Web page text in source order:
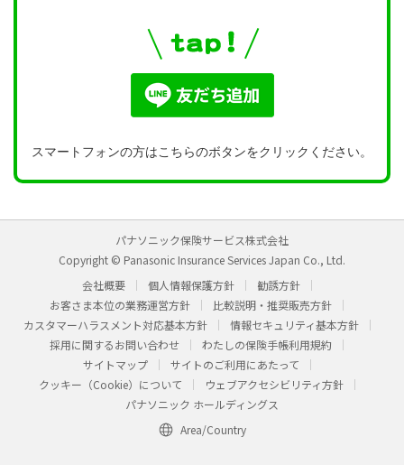
スマートフォンの方はこちらのボタンをクリックください。
パナソニック保険サービス株式会社
Copyright © Panasonic Insurance Services Japan Co., Ltd.
会社概要
個人情報保護方針
勧誘方針
お客さま本位の業務運営方針
比較説明・推奨販売方針
カスタマーハラスメント対応基本方針
情報セキュリティ基本方針
採用に関するお問い合わせ
わたしの保険手帳利用規約
サイトマップ
サイトのご利用にあたって
クッキー（Cookie）について
ウェブアクセシビリティ方針
パナソニック ホールディングス
Area/Country